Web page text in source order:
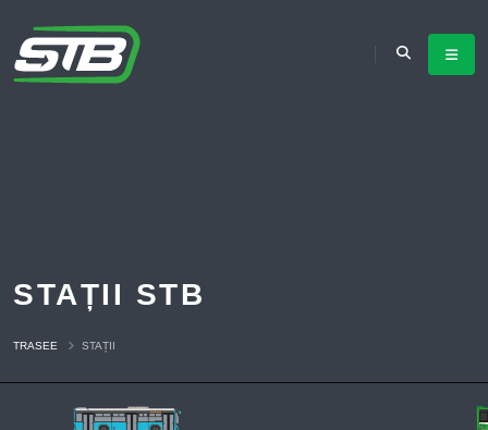
STAȚII STB
TRASEE STAȚII